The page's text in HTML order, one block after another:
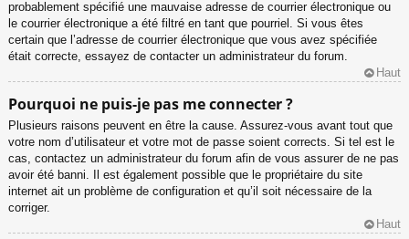
probablement spécifié une mauvaise adresse de courrier électronique ou
le courrier électronique a été filtré en tant que pourriel. Si vous êtes
certain que l’adresse de courrier électronique que vous avez spécifiée
était correcte, essayez de contacter un administrateur du forum.
Haut
Pourquoi ne puis-je pas me connecter ?
Plusieurs raisons peuvent en être la cause. Assurez-vous avant tout que
votre nom d’utilisateur et votre mot de passe soient corrects. Si tel est le
cas, contactez un administrateur du forum afin de vous assurer de ne pas
avoir été banni. Il est également possible que le propriétaire du site
internet ait un problème de configuration et qu’il soit nécessaire de la
corriger.
Haut